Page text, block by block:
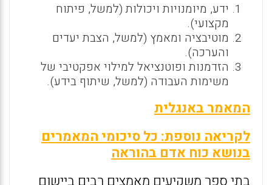
ידע, מיומנויות ויכולות (למשל, פיתוח
מקצועי).
מוטיבציה ומאמץ (למשל, הצבת יעדים
והערכה).
הזדמנות ופוטנציאל למילוי אפקטיבי של
משימות העבודה (למשל, שיתוף בידע).
המאמר באנגלית
לקריאה נוספת: כל סיכומי המאמרים
בנושא כוח אדם בהוראה